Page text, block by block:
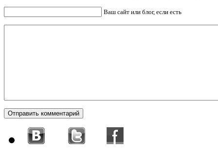
Ваш сайт или блог, если есть